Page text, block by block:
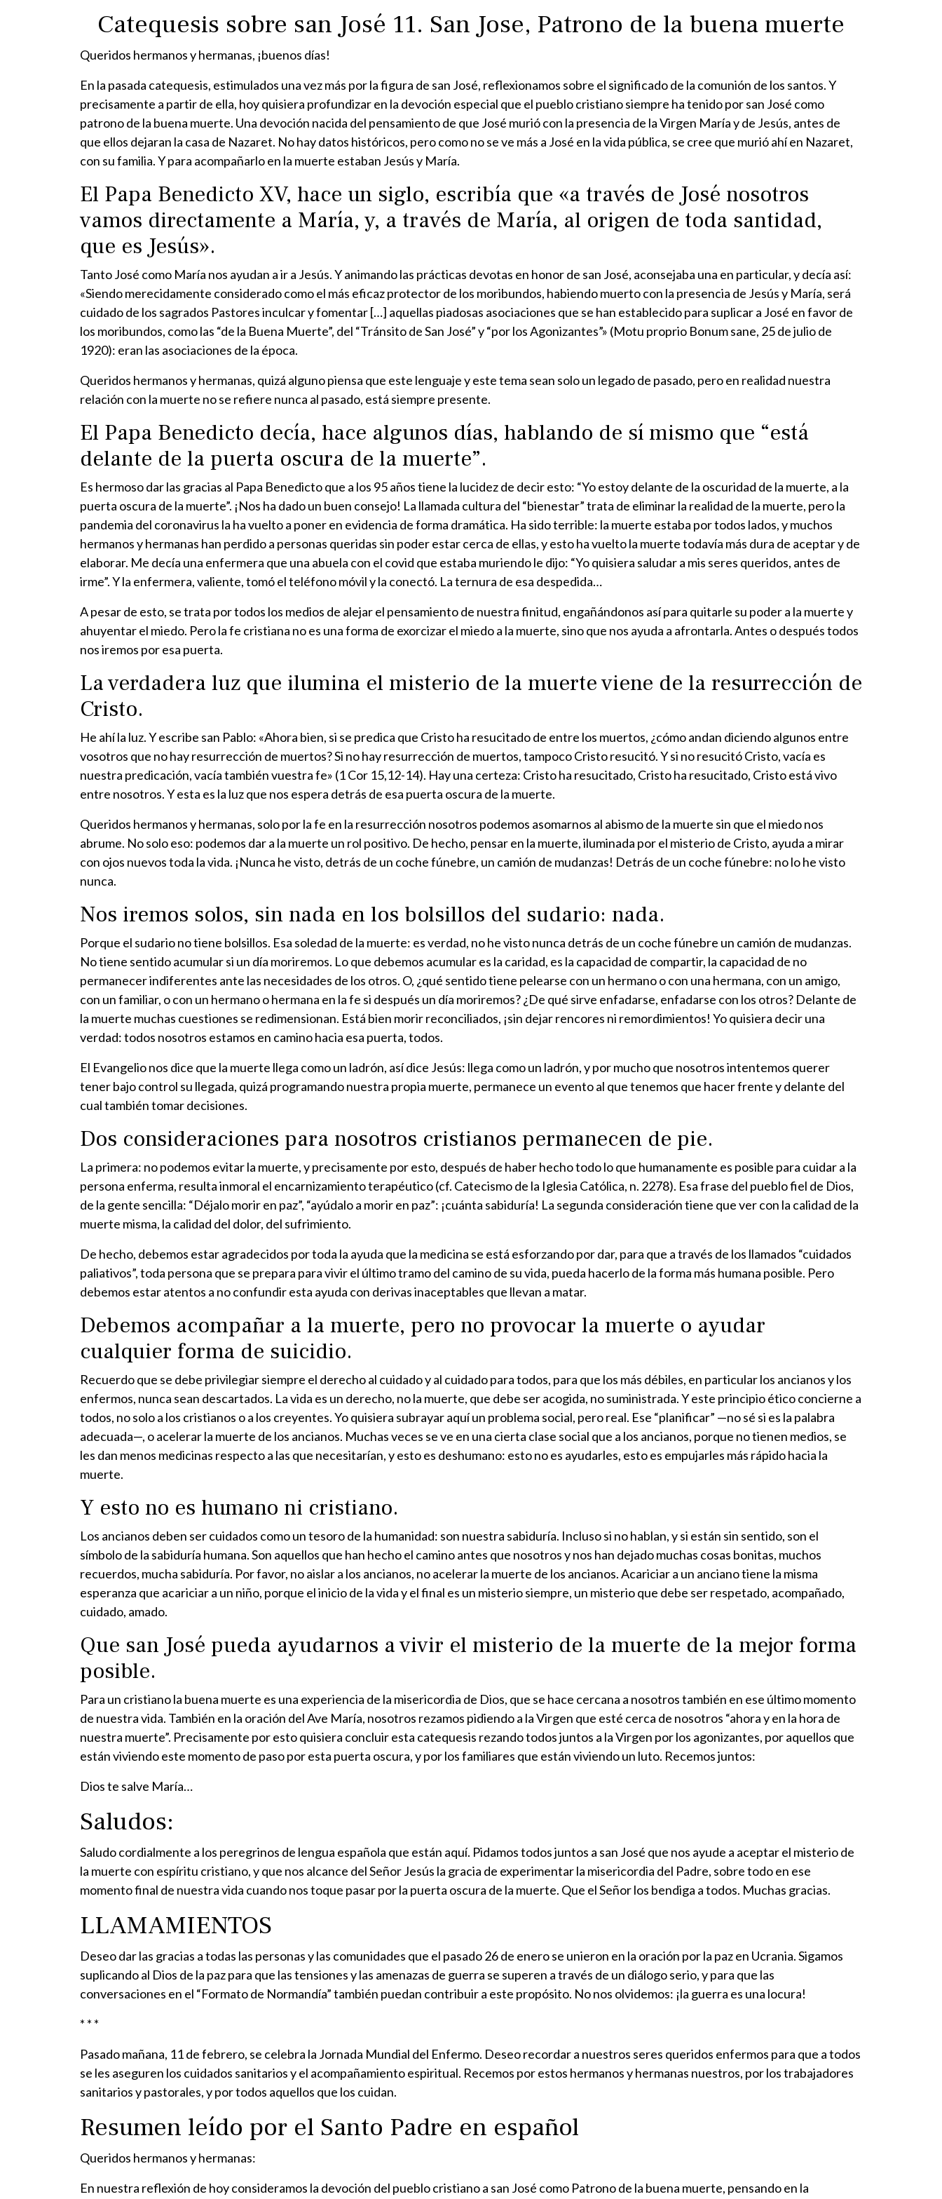
Catequesis sobre san José 11. San Jose, Patrono de la buena muerte
Queridos hermanos y hermanas, ¡buenos días!
En la pasada catequesis, estimulados una vez más por la figura de san José, reflexionamos sobre el significado de la comunión de los santos. Y
precisamente a partir de ella, hoy quisiera profundizar en la devoción especial que el pueblo cristiano siempre ha tenido por san José como
patrono de la buena muerte. Una devoción nacida del pensamiento de que José murió con la presencia de la Virgen María y de Jesús, antes de
que ellos dejaran la casa de Nazaret. No hay datos históricos, pero como no se ve más a José en la vida pública, se cree que murió ahí en Nazaret,
con su familia. Y para acompañarlo en la muerte estaban Jesús y María.
El Papa Benedicto XV, hace un siglo, escribía que «a través de José nosotros
vamos directamente a María, y, a través de María, al origen de toda santidad,
que es Jesús».
Tanto José como María nos ayudan a ir a Jesús. Y animando las prácticas devotas en honor de san José, aconsejaba una en particular, y decía así:
«Siendo merecidamente considerado como el más eficaz protector de los moribundos, habiendo muerto con la presencia de Jesús y María, será
cuidado de los sagrados Pastores inculcar y fomentar […] aquellas piadosas asociaciones que se han establecido para suplicar a José en favor de
los moribundos, como las “de la Buena Muerte”, del “Tránsito de San José” y “por los Agonizantes”» (Motu proprio Bonum sane, 25 de julio de
1920): eran las asociaciones de la época.
Queridos hermanos y hermanas, quizá alguno piensa que este lenguaje y este tema sean solo un legado de pasado, pero en realidad nuestra
relación con la muerte no se refiere nunca al pasado, está siempre presente.
El Papa Benedicto decía, hace algunos días, hablando de sí mismo que “está
delante de la puerta oscura de la muerte”.
Es hermoso dar las gracias al Papa Benedicto que a los 95 años tiene la lucidez de decir esto: “Yo estoy delante de la oscuridad de la muerte, a la
puerta oscura de la muerte”. ¡Nos ha dado un buen consejo! La llamada cultura del “bienestar” trata de eliminar la realidad de la muerte, pero la
pandemia del coronavirus la ha vuelto a poner en evidencia de forma dramática. Ha sido terrible: la muerte estaba por todos lados, y muchos
hermanos y hermanas han perdido a personas queridas sin poder estar cerca de ellas, y esto ha vuelto la muerte todavía más dura de aceptar y de
elaborar. Me decía una enfermera que una abuela con el covid que estaba muriendo le dijo: “Yo quisiera saludar a mis seres queridos, antes de
irme”. Y la enfermera, valiente, tomó el teléfono móvil y la conectó. La ternura de esa despedida…
A pesar de esto, se trata por todos los medios de alejar el pensamiento de nuestra finitud, engañándonos así para quitarle su poder a la muerte y
ahuyentar el miedo. Pero la fe cristiana no es una forma de exorcizar el miedo a la muerte, sino que nos ayuda a afrontarla. Antes o después todos
nos iremos por esa puerta.
La verdadera luz que ilumina el misterio de la muerte viene de la resurrección de
Cristo.
He ahí la luz. Y escribe san Pablo: «Ahora bien, si se predica que Cristo ha resucitado de entre los muertos, ¿cómo andan diciendo algunos entre
vosotros que no hay resurrección de muertos? Si no hay resurrección de muertos, tampoco Cristo resucitó. Y si no resucitó Cristo, vacía es
nuestra predicación, vacía también vuestra fe» (1 Cor 15,12-14). Hay una certeza: Cristo ha resucitado, Cristo ha resucitado, Cristo está vivo
entre nosotros. Y esta es la luz que nos espera detrás de esa puerta oscura de la muerte.
Queridos hermanos y hermanas, solo por la fe en la resurrección nosotros podemos asomarnos al abismo de la muerte sin que el miedo nos
abrume. No solo eso: podemos dar a la muerte un rol positivo. De hecho, pensar en la muerte, iluminada por el misterio de Cristo, ayuda a mirar
con ojos nuevos toda la vida. ¡Nunca he visto, detrás de un coche fúnebre, un camión de mudanzas! Detrás de un coche fúnebre: no lo he visto
nunca.
Nos iremos solos, sin nada en los bolsillos del sudario: nada.
Porque el sudario no tiene bolsillos. Esa soledad de la muerte: es verdad, no he visto nunca detrás de un coche fúnebre un camión de mudanzas.
No tiene sentido acumular si un día moriremos. Lo que debemos acumular es la caridad, es la capacidad de compartir, la capacidad de no
permanecer indiferentes ante las necesidades de los otros. O, ¿qué sentido tiene pelearse con un hermano o con una hermana, con un amigo,
con un familiar, o con un hermano o hermana en la fe si después un día moriremos? ¿De qué sirve enfadarse, enfadarse con los otros? Delante de
la muerte muchas cuestiones se redimensionan. Está bien morir reconciliados, ¡sin dejar rencores ni remordimientos! Yo quisiera decir una
verdad: todos nosotros estamos en camino hacia esa puerta, todos.
El Evangelio nos dice que la muerte llega como un ladrón, así dice Jesús: llega como un ladrón, y por mucho que nosotros intentemos querer
tener bajo control su llegada, quizá programando nuestra propia muerte, permanece un evento al que tenemos que hacer frente y delante del
cual también tomar decisiones.
Dos consideraciones para nosotros cristianos permanecen de pie.
La primera: no podemos evitar la muerte, y precisamente por esto, después de haber hecho todo lo que humanamente es posible para cuidar a la
persona enferma, resulta inmoral el encarnizamiento terapéutico (cf. Catecismo de la Iglesia Católica, n. 2278). Esa frase del pueblo fiel de Dios,
de la gente sencilla: “Déjalo morir en paz”, “ayúdalo a morir en paz”: ¡cuánta sabiduría! La segunda consideración tiene que ver con la calidad de la
muerte misma, la calidad del dolor, del sufrimiento.
De hecho, debemos estar agradecidos por toda la ayuda que la medicina se está esforzando por dar, para que a través de los llamados “cuidados
paliativos”, toda persona que se prepara para vivir el último tramo del camino de su vida, pueda hacerlo de la forma más humana posible. Pero
debemos estar atentos a no confundir esta ayuda con derivas inaceptables que llevan a matar.
Debemos acompañar a la muerte, pero no provocar la muerte o ayudar
cualquier forma de suicidio.
Recuerdo que se debe privilegiar siempre el derecho al cuidado y al cuidado para todos, para que los más débiles, en particular los ancianos y los
enfermos, nunca sean descartados. La vida es un derecho, no la muerte, que debe ser acogida, no suministrada. Y este principio ético concierne a
todos, no solo a los cristianos o a los creyentes. Yo quisiera subrayar aquí un problema social, pero real. Ese “planificar” —no sé si es la palabra
adecuada—, o acelerar la muerte de los ancianos. Muchas veces se ve en una cierta clase social que a los ancianos, porque no tienen medios, se
les dan menos medicinas respecto a las que necesitarían, y esto es deshumano: esto no es ayudarles, esto es empujarles más rápido hacia la
muerte.
Y esto no es humano ni cristiano.
Los ancianos deben ser cuidados como un tesoro de la humanidad: son nuestra sabiduría. Incluso si no hablan, y si están sin sentido, son el
símbolo de la sabiduría humana. Son aquellos que han hecho el camino antes que nosotros y nos han dejado muchas cosas bonitas, muchos
recuerdos, mucha sabiduría. Por favor, no aislar a los ancianos, no acelerar la muerte de los ancianos. Acariciar a un anciano tiene la misma
esperanza que acariciar a un niño, porque el inicio de la vida y el final es un misterio siempre, un misterio que debe ser respetado, acompañado,
cuidado, amado.
Que san José pueda ayudarnos a vivir el misterio de la muerte de la mejor forma
posible.
Para un cristiano la buena muerte es una experiencia de la misericordia de Dios, que se hace cercana a nosotros también en ese último momento
de nuestra vida. También en la oración del Ave María, nosotros rezamos pidiendo a la Virgen que esté cerca de nosotros “ahora y en la hora de
nuestra muerte”. Precisamente por esto quisiera concluir esta catequesis rezando todos juntos a la Virgen por los agonizantes, por aquellos que
están viviendo este momento de paso por esta puerta oscura, y por los familiares que están viviendo un luto. Recemos juntos:
Dios te salve María…
Saludos:
Saludo cordialmente a los peregrinos de lengua española que están aquí. Pidamos todos juntos a san José que nos ayude a aceptar el misterio de
la muerte con espíritu cristiano, y que nos alcance del Señor Jesús la gracia de experimentar la misericordia del Padre, sobre todo en ese
momento final de nuestra vida cuando nos toque pasar por la puerta oscura de la muerte. Que el Señor los bendiga a todos. Muchas gracias.
LLAMAMIENTOS
Deseo dar las gracias a todas las personas y las comunidades que el pasado 26 de enero se unieron en la oración por la paz en Ucrania. Sigamos
suplicando al Dios de la paz para que las tensiones y las amenazas de guerra se superen a través de un diálogo serio, y para que las
conversaciones en el “Formato de Normandía” también puedan contribuir a este propósito. No nos olvidemos: ¡la guerra es una locura!
* * *
Pasado mañana, 11 de febrero, se celebra la Jornada Mundial del Enfermo. Deseo recordar a nuestros seres queridos enfermos para que a todos
se les aseguren los cuidados sanitarios y el acompañamiento espiritual. Recemos por estos hermanos y hermanas nuestros, por los trabajadores
sanitarios y pastorales, y por todos aquellos que los cuidan.
Resumen leído por el Santo Padre en español
Queridos hermanos y hermanas:
En nuestra reflexión de hoy consideramos la devoción del pueblo cristiano a san José como Patrono de la buena muerte, pensando en la